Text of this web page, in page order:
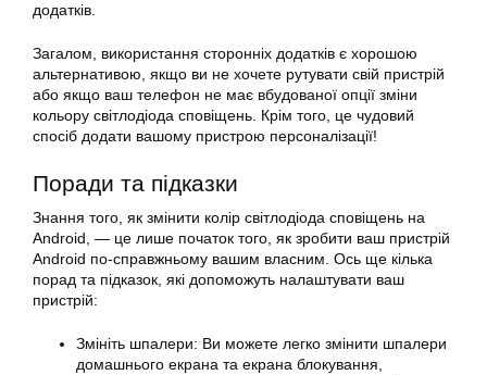
додатків.
Загалом, використання сторонніх додатків є хорошою
альтернативою, якщо ви не хочете рутувати свій пристрій
або якщо ваш телефон не має вбудованої опції зміни
кольору світлодіода сповіщень. Крім того, це чудовий
спосіб додати вашому пристрою персоналізації!
Поради та підказки
Знання того, як змінити колір світлодіода сповіщень на
Android, — це лише початок того, як зробити ваш пристрій
Android по-справжньому вашим власним. Ось ще кілька
порад та підказок, які допоможуть налаштувати ваш
пристрій:
Змініть шпалери: Ви можете легко змінити шпалери
домашнього екрана та екрана блокування,